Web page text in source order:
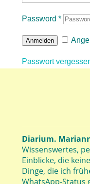
Password *
Anmelden
Passwort
Diarium.
Wissenswertes,
Einblicke, die
Dinge, die ich
WhatsApp-Status